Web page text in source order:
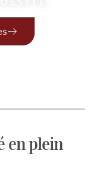
en plein